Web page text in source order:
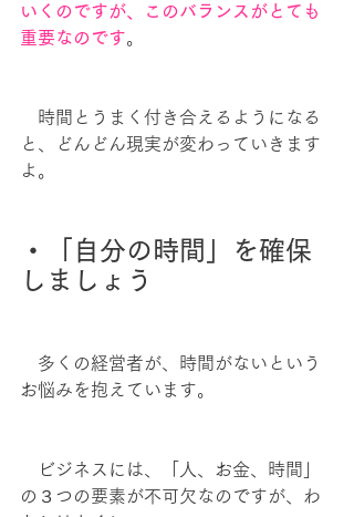
いくのですが、このバランスがとても
重要なのです。
時間とうまく付き合えるようになる
と、どんどん現実が変わっていきます
よ。
・「自分の時間」を確保
しましょう
多くの経営者が、時間がないという
お悩みを抱えています。
ビジネスには、「人、お金、時間」
の３つの要素が不可欠なのですが、わ